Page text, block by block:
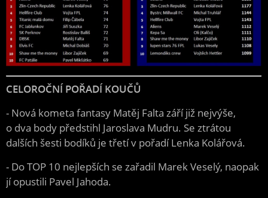
CELOROČNÍ POŘADÍ KOUČŮ
- Nová kometa fantasy Matěj Falta září již nejvýše,
o dva body předstihl Jaroslava Mudru. Se ztrátou
dalších šesti bodíků je třetí v pořadí Lenka Kolářová.
- Do TOP 10 nejlepších se zařadil Marek Veselý, naopak
jí opustili Pavel Jahoda.